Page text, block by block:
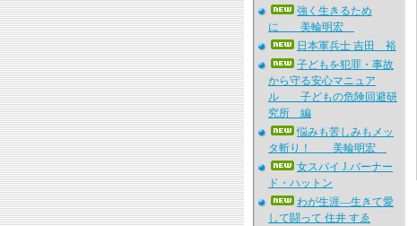
強く生きるため
に 美輪明宏
日本軍兵士 吉田 裕
子どもを犯罪・事故
から守る安心マニュア
ル 子どもの危険回避研
究所 編
悩みも苦しみもメッ
タ斬り！ 美輪明宏
女スパイ J.バーナー
ド・ハットン
わが生涯―生きて愛
して闘って 住井 すゑ